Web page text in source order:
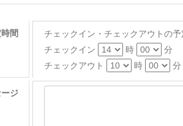
間
チェックイン・チェックアウトの
チェックイン
時
分
チェックアウト
時 分
ージ